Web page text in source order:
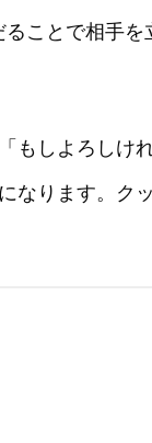
ことで相手
もしよろしけ
なります。ク